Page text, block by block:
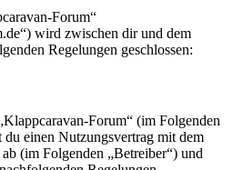
Forum“
wird zwischen dir und dem
Regelungen geschlossen:
Forum“ (im Folgenden
du einen Nutzungsvertrag mit dem
(im Folgenden „Betreiber“) und